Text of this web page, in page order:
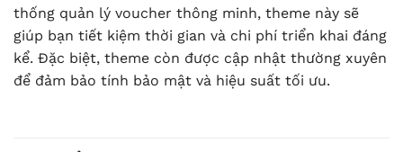
thống quản lý voucher thông minh, theme này sẽ
giúp bạn tiết kiệm thời gian và chi phí triển khai đáng
kể. Đặc biệt, theme còn được cập nhật thường xuyên
để đảm bảo tính bảo mật và hiệu suất tối ưu.